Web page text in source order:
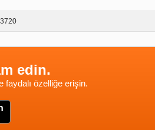
edin.
faydalı özelliğe erişin.